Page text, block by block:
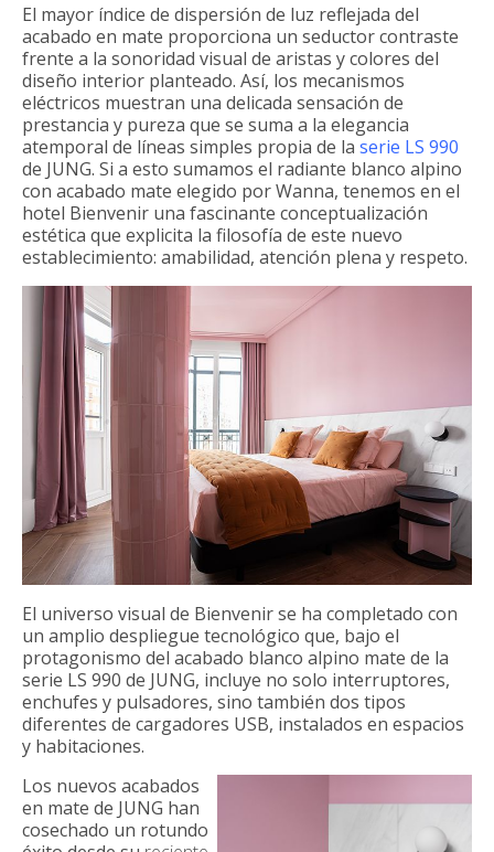
El mayor índice de dispersión de luz reflejada del
acabado en mate proporciona un seductor contraste
frente a la sonoridad visual de aristas y colores del
diseño interior planteado. Así, los mecanismos
eléctricos muestran una delicada sensación de
prestancia y pureza que se suma a la elegancia
atemporal de líneas simples propia de la serie LS 990
de JUNG. Si a esto sumamos el radiante blanco alpino
con acabado mate elegido por Wanna, tenemos en el
hotel Bienvenir una fascinante conceptualización
estética que explicita la filosofía de este nuevo
establecimiento: amabilidad, atención plena y respeto.
El universo visual de Bienvenir se ha completado con
un amplio despliegue tecnológico que, bajo el
protagonismo del acabado blanco alpino mate de la
serie LS 990 de JUNG, incluye no solo interruptores,
enchufes y pulsadores, sino también dos tipos
diferentes de cargadores USB, instalados en espacios
y habitaciones.
Los nuevos acabados
en mate de JUNG han
cosechado un rotundo